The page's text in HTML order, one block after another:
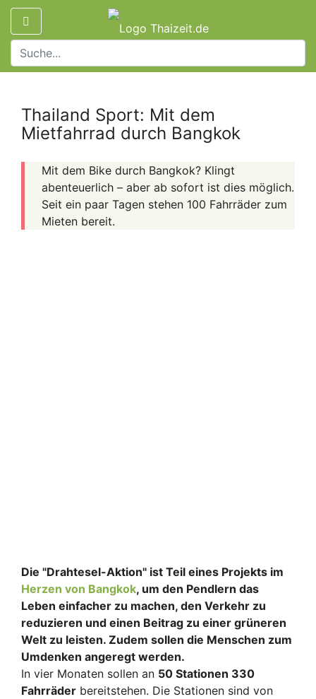
Thailand Sport: Mit dem
Mietfahrrad durch Bangkok
Mit dem Bike durch Bangkok? Klingt
abenteuerlich – aber ab sofort ist dies möglich.
Seit ein paar Tagen stehen 100 Fahrräder zum
Mieten bereit.
Die "Drahtesel-Aktion" ist Teil eines Projekts im
Herzen von Bangkok, um den Pendlern das
Leben einfacher zu machen, den Verkehr zu
reduzieren und einen Beitrag zu einer grüneren
Welt zu leisten. Zudem sollen die Menschen zum
Umdenken angeregt werden.
In vier Monaten sollen an 50 Stationen 330
Fahrräder bereitstehen. Die Stationen sind von